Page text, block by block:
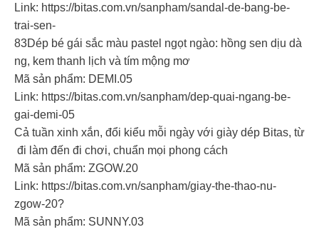
Link: https://bitas.com.vn/sanpham/sandal-de-bang-be-
trai-sen-
83Dép bé gái sắc màu pastel ngọt ngào: hồng sen dịu dà
ng, kem thanh lịch và tím mộng mơ
Mã sản phẩm: DEMI.05
Link: https://bitas.com.vn/sanpham/dep-quai-ngang-be-
gai-demi-05
Cả tuần xinh xắn, đổi kiểu mỗi ngày với giày dép Bitas, từ
đi làm đến đi chơi, chuẩn mọi phong cách
Mã sản phẩm: ZGOW.20
Link: https://bitas.com.vn/sanpham/giay-the-thao-nu-
zgow-20?
Mã sản phẩm: SUNNY.03